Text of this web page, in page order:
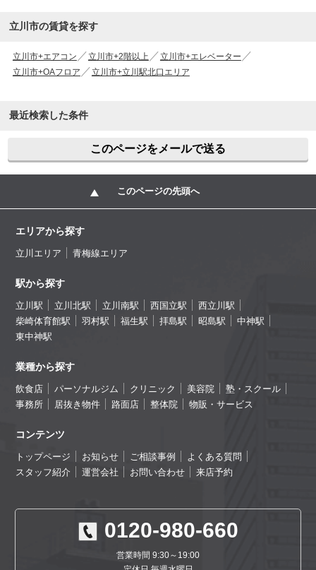
立川市の賃貸を探す
立川市+エアコン 立川市+2階以上
立川市+エレベーター
立川市+OAフロア
立川市+立川駅北口エリア
最近検索した条件
このページをメールで送る
このページの先頭へ
エリアから探す
立川エリア 青梅線エリア
駅から探す
立川駅 立川北駅 立川南駅 西国立駅
西立川駅
柴崎体育館駅
羽村駅 福生駅 拝島駅 昭島駅
中神駅
東中神駅
業種から探す
飲食店 パーソナルジム クリニック 美容院
塾・スクール
事務所
居抜き物件 路面店 整体院 物販・サービス
コンテンツ
トップページ お知らせ ご相談事例
よくある質問
スタッフ紹介
運営会社 お問い合わせ 来店予約
0120-980-660
営業時間 9:30～19:00